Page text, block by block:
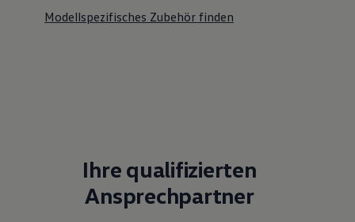
Modellspezifisches Zubehör finden
Ihre qualifizierten
Ansprechpartner